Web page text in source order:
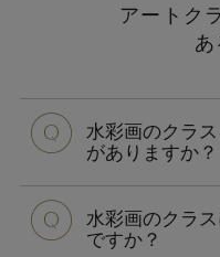
アートク
水彩画のクラ
がありますか？
水彩画のクラ
ですか？